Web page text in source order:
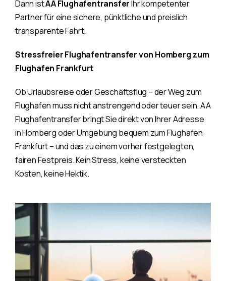
Dann istAA FlughafentransferIhr kompetenter
Partner für eine sichere, pünktliche und preislich
transparente Fahrt.
Stressfreier Flughafentransfer von Homberg zum
Flughafen Frankfurt
Ob Urlaubsreise oder Geschäftsflug – der Weg zum
Flughafen muss nicht anstrengend oder teuer sein. AA
Flughafentransfer bringt Sie direkt von Ihrer Adresse
in Homberg oder Umgebung bequem zum Flughafen
Frankfurt – und das zu einem vorher festgelegten,
fairen Festpreis. Kein Stress, keine versteckten
Kosten, keine Hektik.